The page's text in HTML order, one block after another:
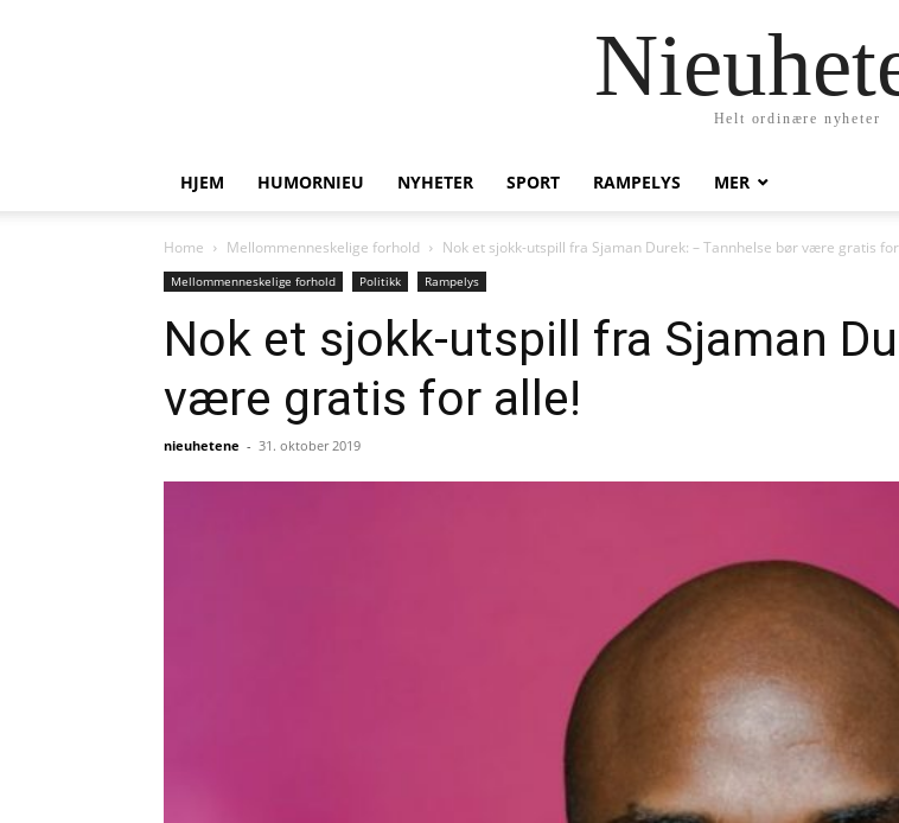
Helt ordinære nyheter
HJEM HUMORNIEU NYHETER SPORT RAMPELYS MER
Home Mellommenneskelige forhold Nok et sjokk-utspill fra Sjaman Durek: – Tannhelse bør være gratis
Mellommenneskelige forhold Politikk Rampelys
Nok et sjokk-utspill fra Sjaman
være gratis for alle!
nieuhetene - 31. oktober 2019